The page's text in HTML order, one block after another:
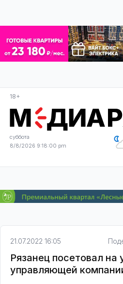
18+
суббота
8/8/2026 9:18:00 pm
21.07.2022 16:05
Рязанец посетовал
управляющей